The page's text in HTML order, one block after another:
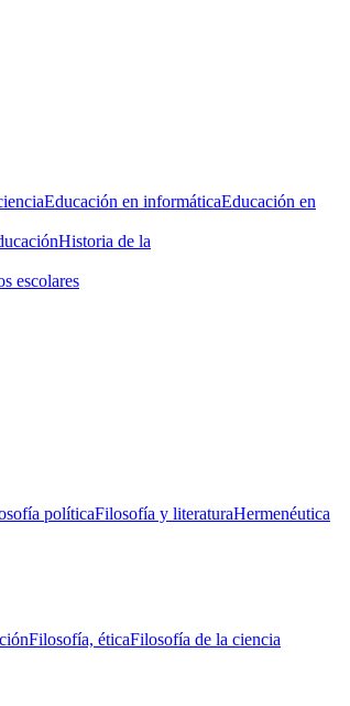
Educación en informáticaEducación en
Historia de la
escolares
políticaFilosofía y literaturaHermenéutica
Filosofía, éticaFilosofía de la ciencia